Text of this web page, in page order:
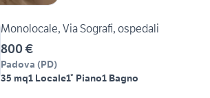
Monolocale, Via Sografi, ospedali
800 €
Padova (PD)
35 mq1 Locale1° Piano1 Bagno